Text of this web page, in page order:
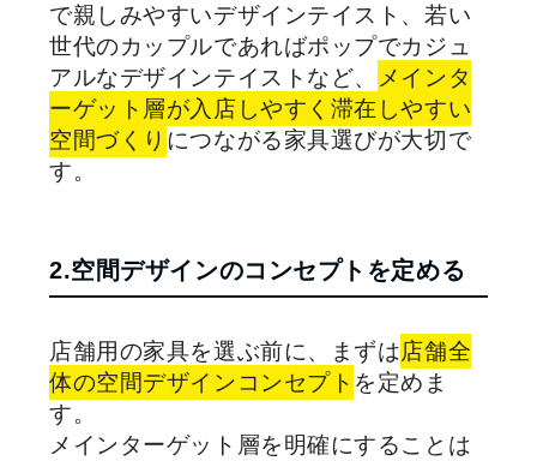
で親しみやすいデザインテイスト、若い
世代のカップルであればポップでカジュ
アルなデザインテイストなど、
メインタ
ーゲット層が入店しやすく滞在しやすい
空間づくり につながる家具選びが大切で
す。
2.空間デザインのコンセプトを定める
店舗用の家具を選ぶ前に、まずは店舗全
体の空間デザインコンセプト を定めま
す。
メインターゲット層を明確にすることは